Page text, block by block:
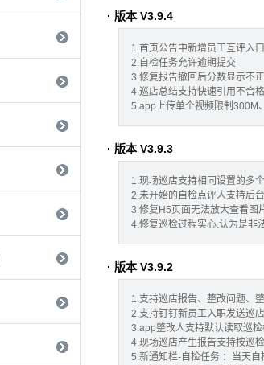
· 版本 V3.9.4
1.首页公告中新增员工互评入口
2.自检任务允许逾期提交
3.修复报告撤回后分数显示不
4.巡店总结支持快速引用不合
5.app上传单个视频限制300M
· 版本 V3.9.3
1.现场巡店支持相同设置的多
2.未开始的自检点评人支持后
3.修复H5页面无法放大查看图
4.修复巡检过程实心.认为是非
· 版本 V3.9.2
1.支持巡店报告、整改问题、
2.支持钉钉新员工入职发送巡
3.app整改人支持默认读取巡
4.现场巡店产生报告支持按巡
5.新通知栏-自检任务 ：当天